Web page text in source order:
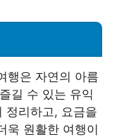
행은 자연의 아름
길 수 있는 유익
정리하고, 요금을
욱 원활한 여행이